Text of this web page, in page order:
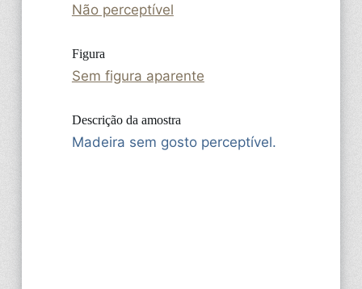
Não perceptível
Figura
Sem figura aparente
Descrição da amostra
Madeira sem gosto perceptível.